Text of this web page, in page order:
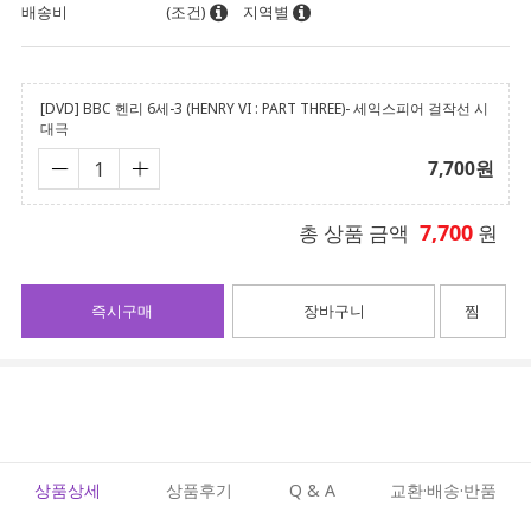
배송비
(조건) 지역별
[DVD] BBC 헨리 6세-3 (HENRY VI : PART THREE)- 세익스피어 걸작선 시
대극
7,700원
총 상품 금액 7,700 원
장바구니
즉시구매 찜
상품상세 상품후기 Q & A 교환·배송·반품